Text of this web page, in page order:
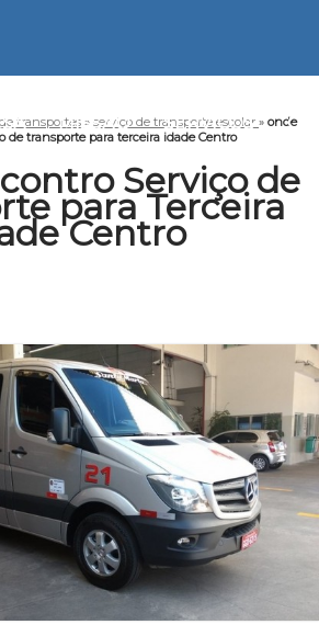
MISSÃO SERVIÇOS
transportes » serviço de transporte escolar » onde
de transporte para terceira idade Centro
Serviço de
para Terceira
Centro